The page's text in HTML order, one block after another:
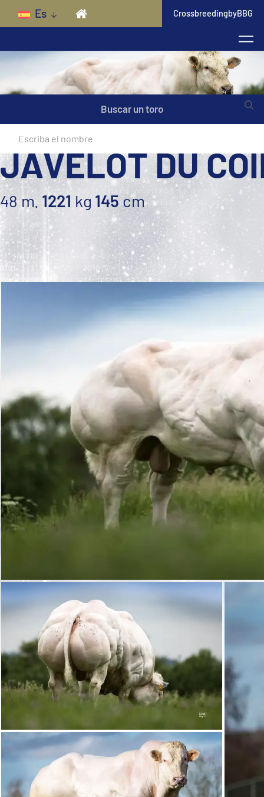
Skip to main content
Es CrossbreedingbyBBG
Buscar un toro
JAVELOT DU
48 m. 1221 kg 145cm